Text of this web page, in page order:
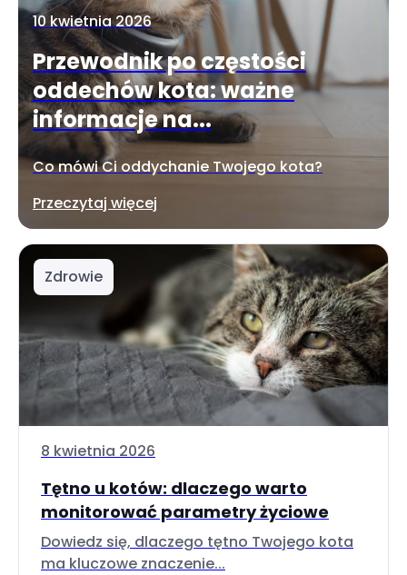
10 kwietnia 2026
Przewodnik po częstości
oddechów kota: ważne
informacje na...
Co mówi Ci oddychanie Twojego kota?
Przeczytaj więcej
Zdrowie
8 kwietnia 2026
Tętno u kotów: dlaczego warto
monitorować parametry życiowe
Dowiedz się, dlaczego tętno Twojego kota
ma kluczowe znaczenie...